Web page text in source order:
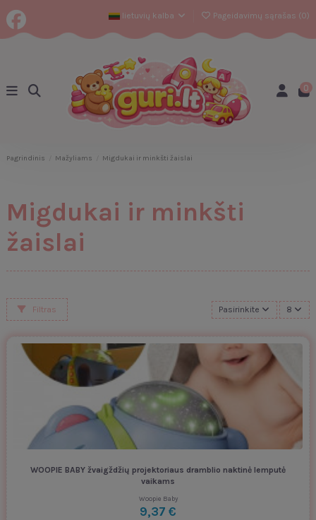
lietuvių kalba Pageidavimų sąrašas (0)
0
Pagrindinis Mažyliams Migdukai ir minkšti žaislai
Migdukai ir minkšti
žaislai
Filtras Pasirinkite 8
WOOPIE BABY žvaigždžių projektoriaus dramblio naktinė lemputė
vaikams
Woopie Baby
9,37 €